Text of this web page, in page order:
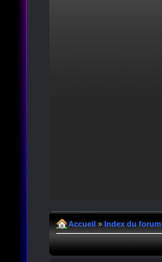
Accueil » Index du forum